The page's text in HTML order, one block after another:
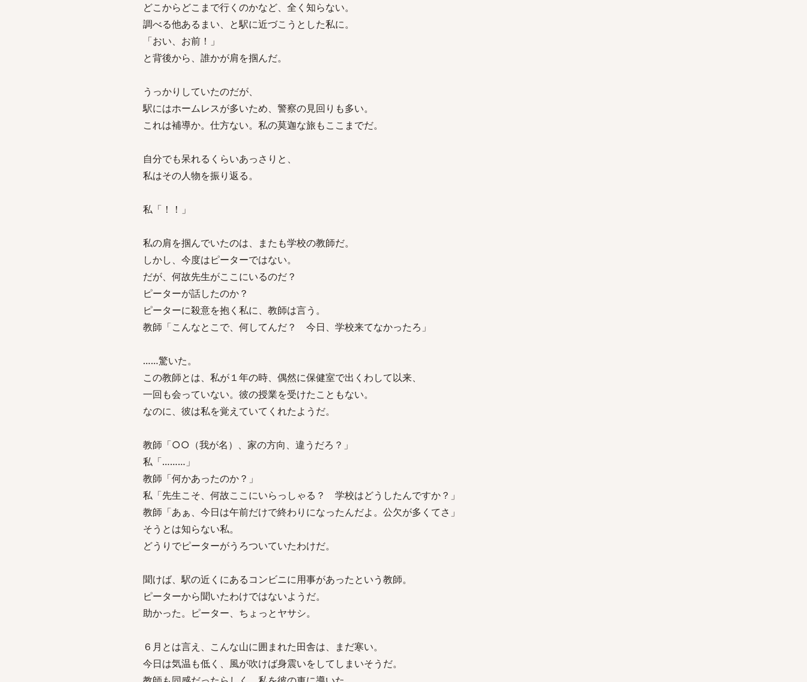
どこからどこまで行くのかなど、全く知らない。
調べる他あるまい、と駅に近づこうとした私に。
「おい、お前！」
と背後から、誰かが肩を掴んだ。
うっかりしていたのだが、
駅にはホームレスが多いため、警察の見回りも多い。
これは補導か。仕方ない。私の莫迦な旅もここまでだ。
自分でも呆れるくらいあっさりと、
私はその人物を振り返る。
私「！！」
私の肩を掴んでいたのは、またも学校の教師だ。
しかし、今度はピーターではない。
だが、何故先生がここにいるのだ？
ピーターが話したのか？
ピーターに殺意を抱く私に、教師は言う。
教師「こんなとこで、何してんだ？ 今日、学校来てなかったろ」
……驚いた。
この教師とは、私が１年の時、偶然に保健室で出くわして以来、
一回も会っていない。彼の授業を受けたこともない。
なのに、彼は私を覚えていてくれたようだ。
教師「○○（我が名）、家の方向、違うだろ？」
私「………」
教師「何かあったのか？」
私「先生こそ、何故ここにいらっしゃる？ 学校はどうしたんですか？」
教師「あぁ、今日は午前だけで終わりになったんだよ。公欠が多くてさ」
そうとは知らない私。
どうりでピーターがうろついていたわけだ。
聞けば、駅の近くにあるコンビニに用事があったという教師。
ピーターから聞いたわけではないようだ。
助かった。ピーター、ちょっとヤサシ。
６月とは言え、こんな山に囲まれた田舎は、まだ寒い。
今日は気温も低く、風が吹けば身震いをしてしまいそうだ。